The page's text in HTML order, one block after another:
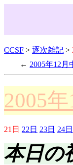
CCSF > 逐次雑記 >
2005年12月
2005
21日 22日 23日 24日
本日の